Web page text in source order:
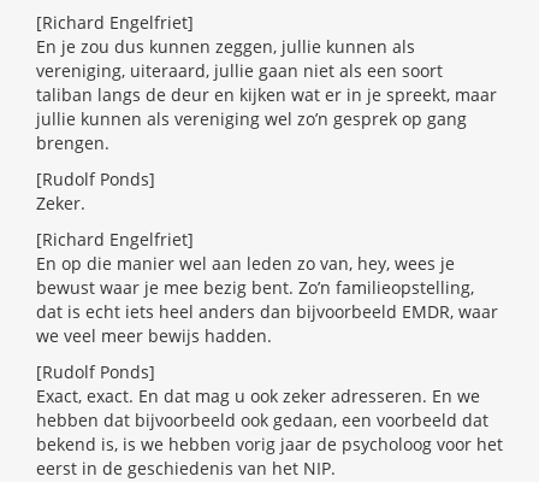
[Richard Engelfriet]
En je zou dus kunnen zeggen, jullie kunnen als
vereniging, uiteraard, jullie gaan niet als een soort
taliban langs de deur en kijken wat er in je spreekt, maar
jullie kunnen als vereniging wel zo’n gesprek op gang
brengen.
[Rudolf Ponds]
Zeker.
[Richard Engelfriet]
En op die manier wel aan leden zo van, hey, wees je
bewust waar je mee bezig bent. Zo’n familieopstelling,
dat is echt iets heel anders dan bijvoorbeeld EMDR, waar
we veel meer bewijs hadden.
[Rudolf Ponds]
Exact, exact. En dat mag u ook zeker adresseren. En we
hebben dat bijvoorbeeld ook gedaan, een voorbeeld dat
bekend is, is we hebben vorig jaar de psycholoog voor het
eerst in de geschiedenis van het NIP.